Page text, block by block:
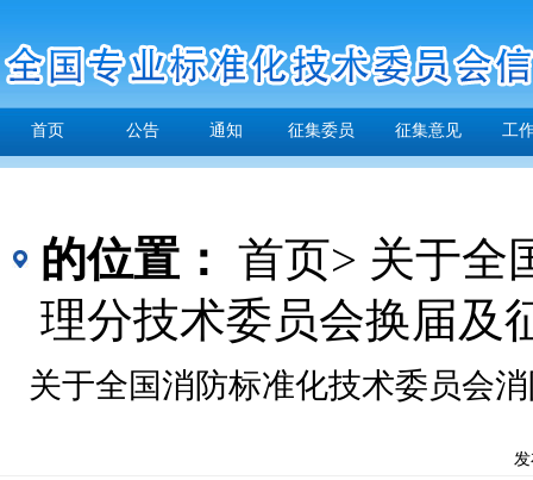
首页 公告 通知 征集委员 征集意见 工
的位置： 首页> 关于全
理分技术委员会换届及
关于全国消防标准化技术委员会
发